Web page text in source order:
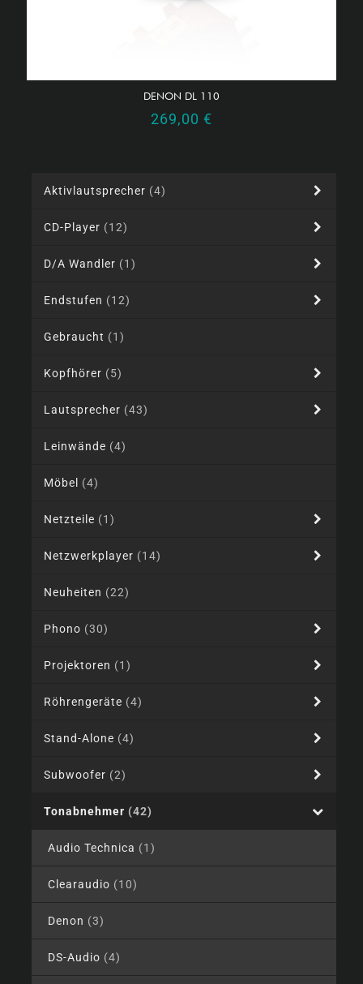
DENON DL 110
269,00 €
Aktivlautsprecher (4)
CD-Player (12)
D/A Wandler (1)
Endstufen (12)
Gebraucht (1)
Kopfhörer (5)
Lautsprecher (43)
Leinwände (4)
Möbel (4)
Netzteile (1)
Netzwerkplayer (14)
Neuheiten (22)
Phono (30)
Projektoren (1)
Röhrengeräte (4)
Stand-Alone (4)
Subwoofer (2)
Tonabnehmer (42)
Audio Technica (1)
Clearaudio (10)
Denon (3)
DS-Audio (4)